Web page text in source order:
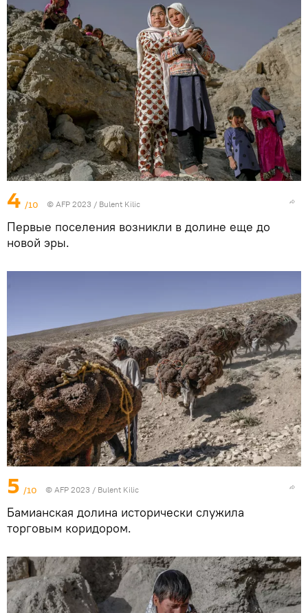
4 /10 © AFP 2023 / Bulent Kilic
Первые поселения возникли в долине еще до
новой эры.
5 /10 © AFP 2023 / Bulent Kilic
Бамианская долина исторически служила
торговым коридором.